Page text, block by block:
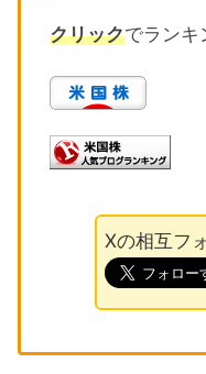
クリックでランキ
Xの相互フ